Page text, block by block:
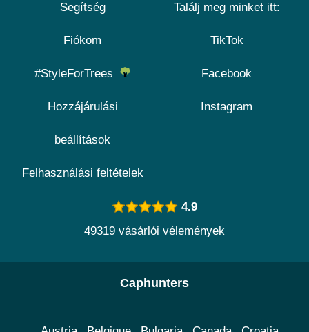
Segítség
Fiókom
#StyleForTrees
Hozzájárulási
beállítások
Felhasználási feltételek
Találj meg minket itt:
TikTok
Facebook
Instagram
4.9
49319 vásárlói vélemények
Caphunters